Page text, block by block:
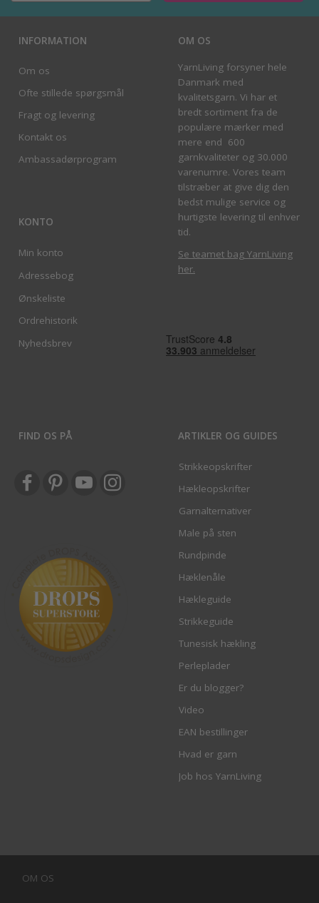
INFORMATION
Om os
Ofte stillede spørgsmål
Fragt og levering
Kontakt os
Ambassadørprogram
KONTO
Min konto
Adressebog
Ønskeliste
Ordrehistorik
Nyhedsbrev
OM OS
YarnLiving forsyner hele
Danmark med
kvalitetsgarn. Vi har et
bredt sortiment fra de
populære mærker med
mere end 600
garnkvaliteter og 30.000
varenumre. Vores team
tilstræber at give dig den
bedst mulige service og
hurtigste levering til enhver
tid.
Se teamet bag YarnLiving
her.
FIND OS PÅ ARTIKLER OG GUIDES
Strikkeopskrifter
Hækleopskrifter
Garnalternativer
Male på sten
Rundpinde
Hæklenåle
Hækleguide
Strikkeguide
Tunesisk hækling
Perleplader
Er du blogger?
Video
EAN bestillinger
Hvad er garn
Job hos YarnLiving
OM OS